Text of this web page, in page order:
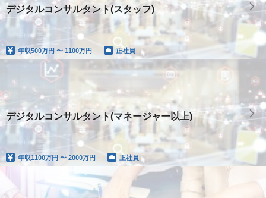
デジタルコンサルタント(スタッフ)
年収500万円 〜 1100万円 正社員
デジタルコンサルタント(マネージャー以上)
年収1100万円 〜 2000万円 正社員